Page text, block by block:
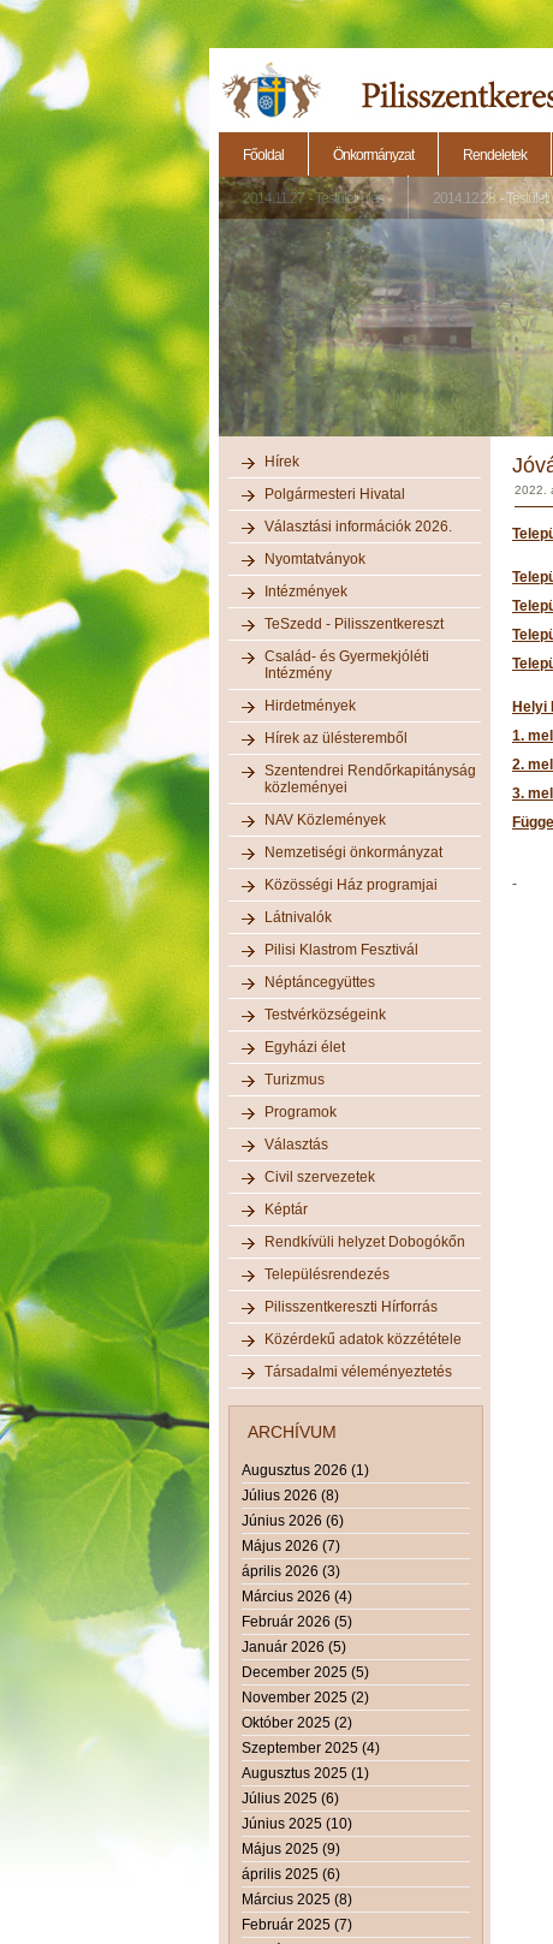
Főoldal Önkormányzat Rendeletek
2014.11.27. - Testületi ülés 2014.12.28. - Testületi
Hírek
Polgármesteri Hivatal
Választási információk 2026.
Nyomtatványok
Intézmények
TeSzedd - Pilisszentkereszt
Család- és Gyermekjóléti
Intézmény
Hirdetmények
Hírek az ülésteremből
Szentendrei Rendőrkapitányság
közleményei
NAV Közlemények
Nemzetiségi önkormányzat
Közösségi Ház programjai
Látnivalók
Pilisi Klastrom Fesztivál
Néptáncegyüttes
Testvérközségeink
Egyházi élet
Turizmus
Programok
Választás
Civil szervezetek
Képtár
Rendkívüli helyzet Dobogókőn
Településrendezés
Pilisszentkereszti Hírforrás
Közérdekű adatok közzététele
Társadalmi véleményeztetés
ARCHÍVUM
Augusztus 2026 (1)
Július 2026 (8)
Június 2026 (6)
Május 2026 (7)
április 2026 (3)
Március 2026 (4)
Február 2026 (5)
Január 2026 (5)
December 2025 (5)
November 2025 (2)
Október 2025 (2)
Szeptember 2025 (4)
Augusztus 2025 (1)
Július 2025 (6)
Június 2025 (10)
Május 2025 (9)
április 2025 (6)
Március 2025 (8)
Február 2025 (7)
2022.
Helyi
1.
2.
3.
-